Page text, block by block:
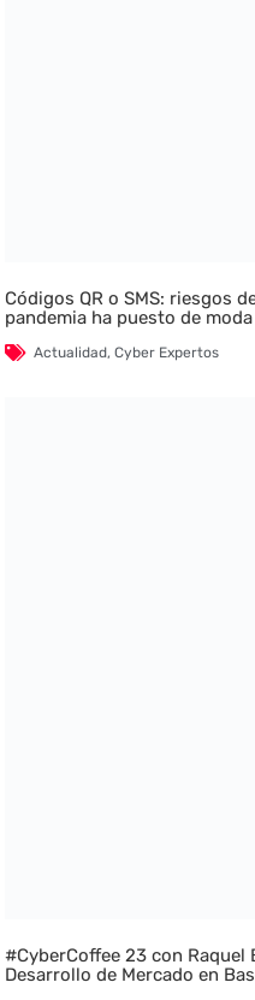
Códigos QR o SMS: riesgos
pandemia ha puesto de moda
Actualidad,Cyber Expertos
#CyberCoffee 23 con Raquel
Desarrollo de Mercado en